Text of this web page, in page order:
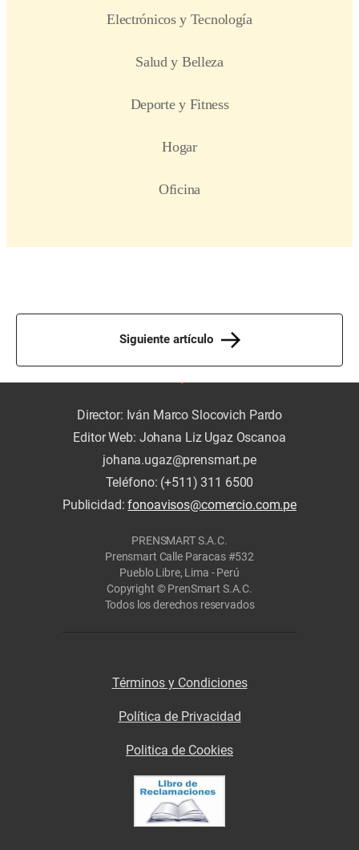
Siguiente artículo
Director: Iván Marco Slocovich Pardo
Editor Web: Johana Liz Ugaz Oscanoa
johana.ugaz@prensmart.pe
Teléfono: (+511) 311 6500
Publicidad:fonoavisos@comercio.com.pe
PRENSMART S.A.C.
Prensmart Calle Paracas #532
Pueblo Libre, Lima - Perú
Copyright © PrenSmart S.A.C.
Todos los derechos reservados
Términos y Condiciones
Política de Privacidad
Politica de Cookies